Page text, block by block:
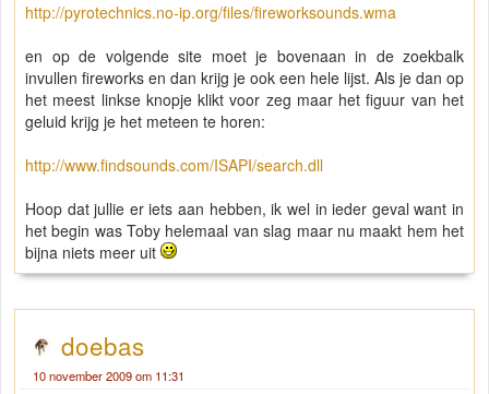
http://pyrotechnics.no-ip.org/files/fireworksounds.wma
en op de volgende site moet je bovenaan in de zoekbalk
invullen fireworks en dan krijg je ook een hele lijst. Als je dan op
het meest linkse knopje klikt voor zeg maar het figuur van het
geluid krijg je het meteen te horen:
http://www.findsounds.com/ISAPI/search.dll
Hoop dat jullie er iets aan hebben, ik wel in ieder geval want in
het begin was Toby helemaal van slag maar nu maakt hem het
bijna niets meer uit
doebas
10 november 2009 om 11:31